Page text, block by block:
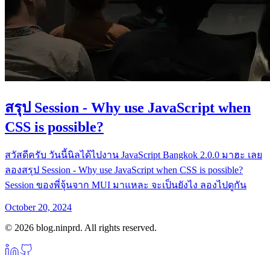
สรุป Session - Why use JavaScript when
CSS is possible?
สวัสดีครับ วันนี้นิลได้ไปงาน JavaScript Bangkok 2.0.0 มาฮะ เลย
ลองสรุป Session - Why use JavaScript when CSS is possible?
Session ของพี่จุ้นจาก MUI มาแหละ จะเป็นยังไง ลองไปดูกัน
October 20, 2024
© 2026 blog.ninprd. All rights reserved.